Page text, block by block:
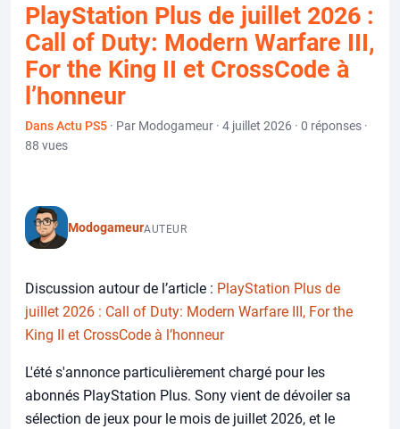
PlayStation Plus de juillet 2026 :
Call of Duty: Modern Warfare III,
For the King II et CrossCode à
l’honneur
Dans Actu PS5 · Par Modogameur · 4 juillet 2026 · 0 réponses ·
88 vues
ModogameurAUTEUR
Discussion autour de l’article : PlayStation Plus de
juillet 2026 : Call of Duty: Modern Warfare III, For the
King II et CrossCode à l’honneur
L'été s'annonce particulièrement chargé pour les
abonnés PlayStation Plus. Sony vient de dévoiler sa
sélection de jeux pour le mois de juillet 2026, et le